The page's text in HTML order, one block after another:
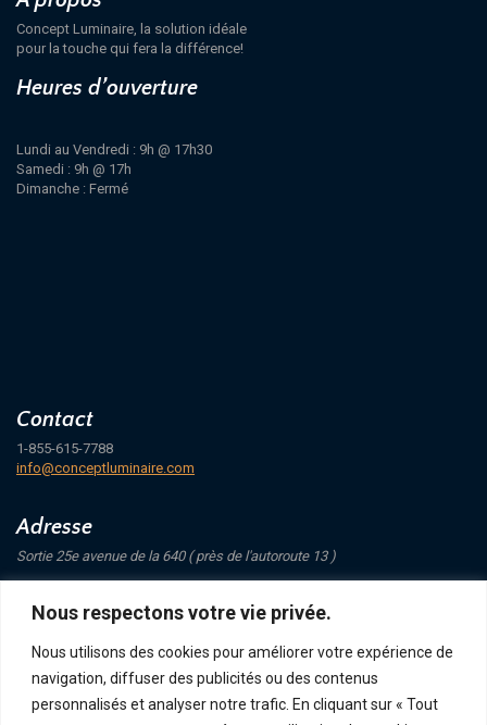
Nous respectons votre vie privée.
Nous utilisons des cookies pour améliorer votre expérience de
navigation, diffuser des publicités ou des contenus
personnalisés et analyser notre trafic. En cliquant sur « Tout
Concept Luminaire, la solution idéale
pour la touche qui fera la différence!
Heures d’ouverture
Lundi au Vendredi : 9h @ 17h30
Samedi : 9h @ 17h
Dimanche : Fermé
Contact
1-855-615-7788
info@conceptluminaire.com
Adresse
Sortie 25e avenue de la 640 ( près de l'autoroute 13 )
Saint-Eustache
Suivez-nous